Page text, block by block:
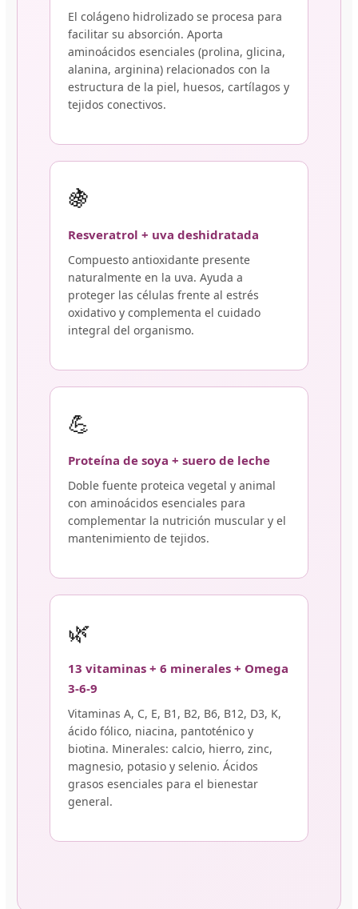
El colágeno hidrolizado se procesa para
facilitar su absorción. Aporta
aminoácidos esenciales (prolina, glicina,
alanina, arginina) relacionados con la
estructura de la piel, huesos, cartílagos y
tejidos conectivos.
🍇
Resveratrol + uva deshidratada
Compuesto antioxidante presente
naturalmente en la uva. Ayuda a
proteger las células frente al estrés
oxidativo y complementa el cuidado
integral del organismo.
💪
Proteína de soya + suero de leche
Doble fuente proteica vegetal y animal
con aminoácidos esenciales para
complementar la nutrición muscular y el
mantenimiento de tejidos.
🌿
13 vitaminas + 6 minerales + Omega
3-6-9
Vitaminas A, C, E, B1, B2, B6, B12, D3, K,
ácido fólico, niacina, pantoténico y
biotina. Minerales: calcio, hierro, zinc,
magnesio, potasio y selenio. Ácidos
grasos esenciales para el bienestar
general.